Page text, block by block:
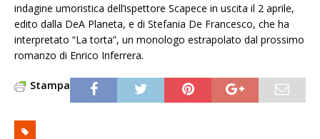
indagine umoristica dell’ispettore Scapece in uscita il 2 aprile,
edito dalla DeA Planeta, e di Stefania De Francesco, che ha
interpretato “La torta”, un monologo estrapolato dal prossimo
romanzo di Enrico Inferrera.
Stampa